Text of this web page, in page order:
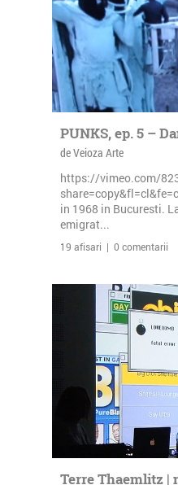
PUNKS, ep. 5 –
de Veioza Arte
https://vimeo.com/
in 1968 in Bucuresti.
emigrat...
19 afisari | 0 comentarii
Terre Thaemlitz |